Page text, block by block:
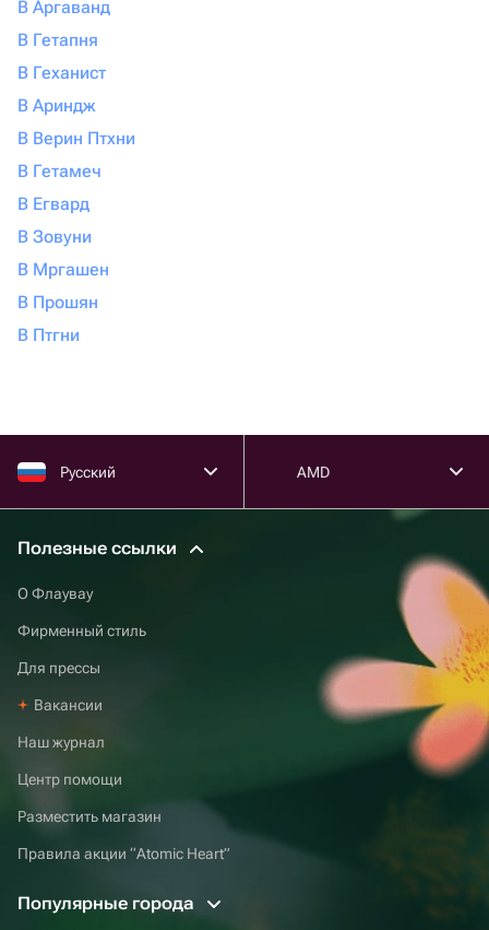
В Аргаванд
В Гетапня
В Геханист
В Ариндж
В Верин Птхни
В Гетамеч
В Егвард
В Зовуни
В Мргашен
В Прошян
В Птгни
Русский AMD
Полезные ссылки
О Флаувау
Фирменный стиль
Для прессы
Вакансии
Наш журнал
Центр помощи
Разместить магазин
Правила акции “Atomic Heart”
Популярные города